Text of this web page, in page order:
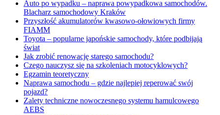
Auto po wypadku – naprawa powypadkowa samochodów.
Blacharz samochodowy Kraków
Przyszłość akumulatorów kwasowo-ołowiowych firmy
FIAMM
Toyota – popularne japońskie samochody, które podbijają
świat
Jak zrobić renowację starego samochodu?
Czego nauczysz się na szkoleniach motocyklowych?
Egzamin teoretyczny
Naprawa samochodu – gdzie najlepiej reperować swój
pojazd?
Zalety techniczne nowoczesnego systemu hamulcowego
AEBS